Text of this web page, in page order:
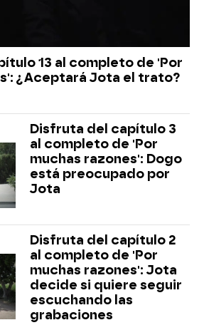
13 al completo de 'Por
¿Aceptará Jota el trato?
Disfruta del capítulo 3
al completo de 'Por
muchas razones': Dogo
está preocupado por
Jota
Disfruta del capítulo 2
al completo de 'Por
muchas razones': Jota
decide si quiere seguir
escuchando las
grabaciones